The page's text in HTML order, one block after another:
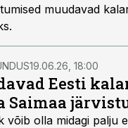
muudavad
19.06.26, 18:00
Eesti
Saimaa
võib olla midagi palju